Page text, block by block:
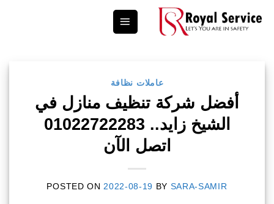
عاملات نظافة
أفضل شركة تنظيف منازل في
الشيخ زايد.. 01022722283
اتصل الآن
POSTED ON 2022-08-19 BY SARA-SAMIR